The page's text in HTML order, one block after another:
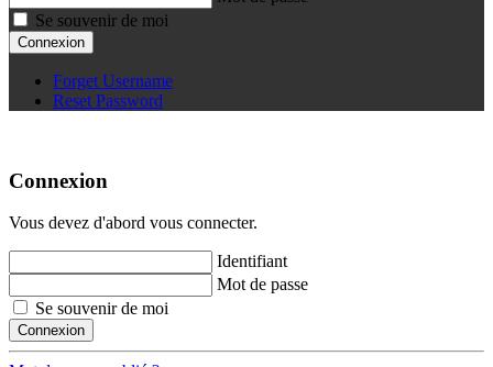
Se souvenir de moi
Connexion
Forget Username
Reset Password
Connexion
Vous devez d'abord vous connecter.
Identifiant
Mot de passe
Se souvenir de moi
Connexion